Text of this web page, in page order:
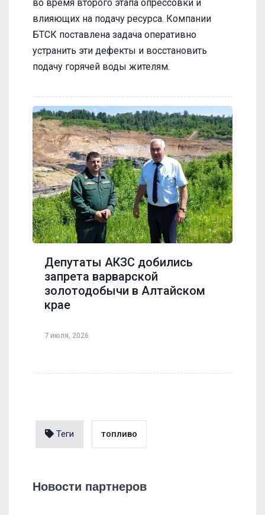
во время второго этапа опрессовки и
влияющих на подачу ресурса. Компании
БТСК поставлена задача оперативно
устранить эти дефекты и восстановить
подачу горячей воды жителям.
Депутаты АКЗС добились
запрета варварской
золотодобычи в Алтайском
крае
7 июля, 2026
Теги топливо
Новости партнеров